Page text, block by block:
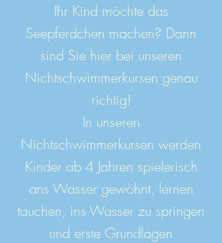
Ihr Kind möchte das
Seepferdchen machen? Dann
sind Sie hier bei unseren
Nichtschwimmerkursen genau
richtig!
In unseren
Nichtschwimmerkursen werden
Kinder ab 4 Jahren spielerisch
ans Wasser gewöhnt, lernen
tauchen, ins Wasser zu springen
und erste Grundlagen